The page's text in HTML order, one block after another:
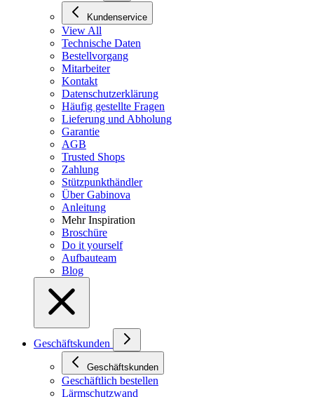
Kundenservice
View All
Technische Daten
Bestellvorgang
Mitarbeiter
Kontakt
Datenschutzerklärung
Häufig gestellte Fragen
Lieferung und Abholung
Garantie
AGB
Trusted Shops
Zahlung
Stützpunkthändler
Über Gabinova
Anleitung
Mehr Inspiration
Broschüre
Do it yourself
Aufbauteam
Blog
Geschäftskunden
Geschäftskunden
Geschäftlich bestellen
Lärmschutzwand